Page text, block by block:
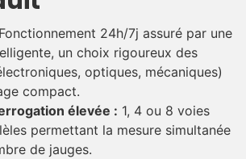
Fonctionnement 24h/7j assuré par une
un choix rigoureux des
optiques, mécaniques)
compact.
élevée : 1, 4 ou 8 voies
permettant la mesure simultanée
de jauges.